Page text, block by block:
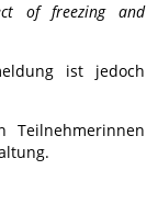
of freezing and
ist jedoch
Teilnehmerinnen